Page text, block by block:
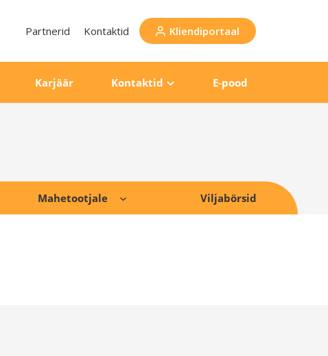
Partnerid Kontaktid Kliendiportaal
Karjäär Kontaktid E-pood
Mahetootjale Viljabörsid